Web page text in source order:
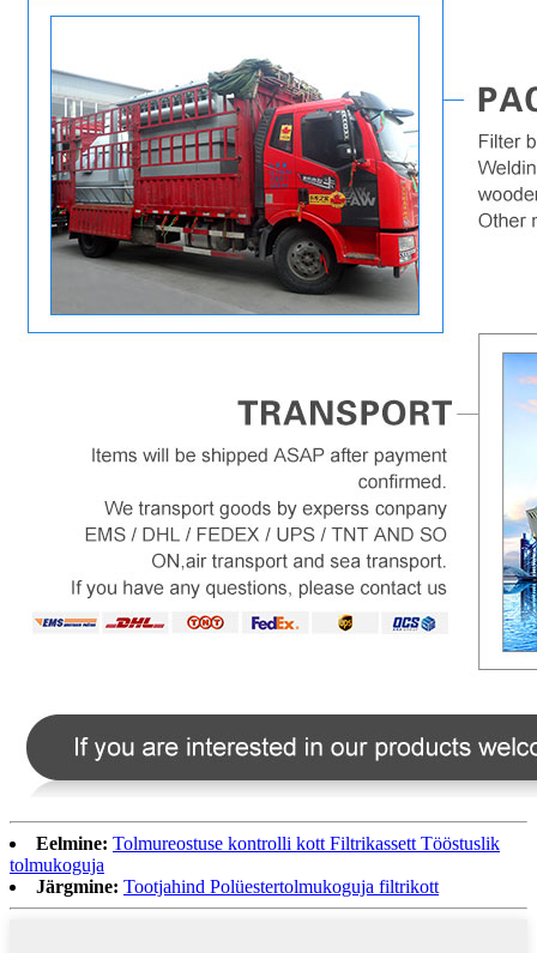
Eelmine: Tolmureostuse kontrolli kott Filtrikassett Tööstuslik
tolmukoguja
Järgmine: Tootjahind Polüestertolmukoguja filtrikott